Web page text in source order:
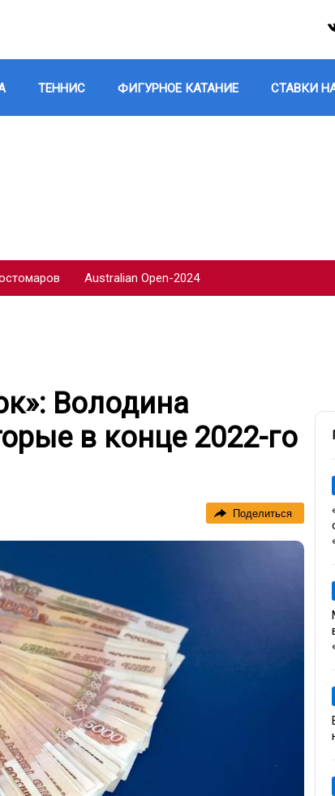
ТЕННИС ФИГУРНОЕ КАТАНИЕ СТАВКИ
Australian Open-2024
Володина
в конце 2022-го
Поделиться